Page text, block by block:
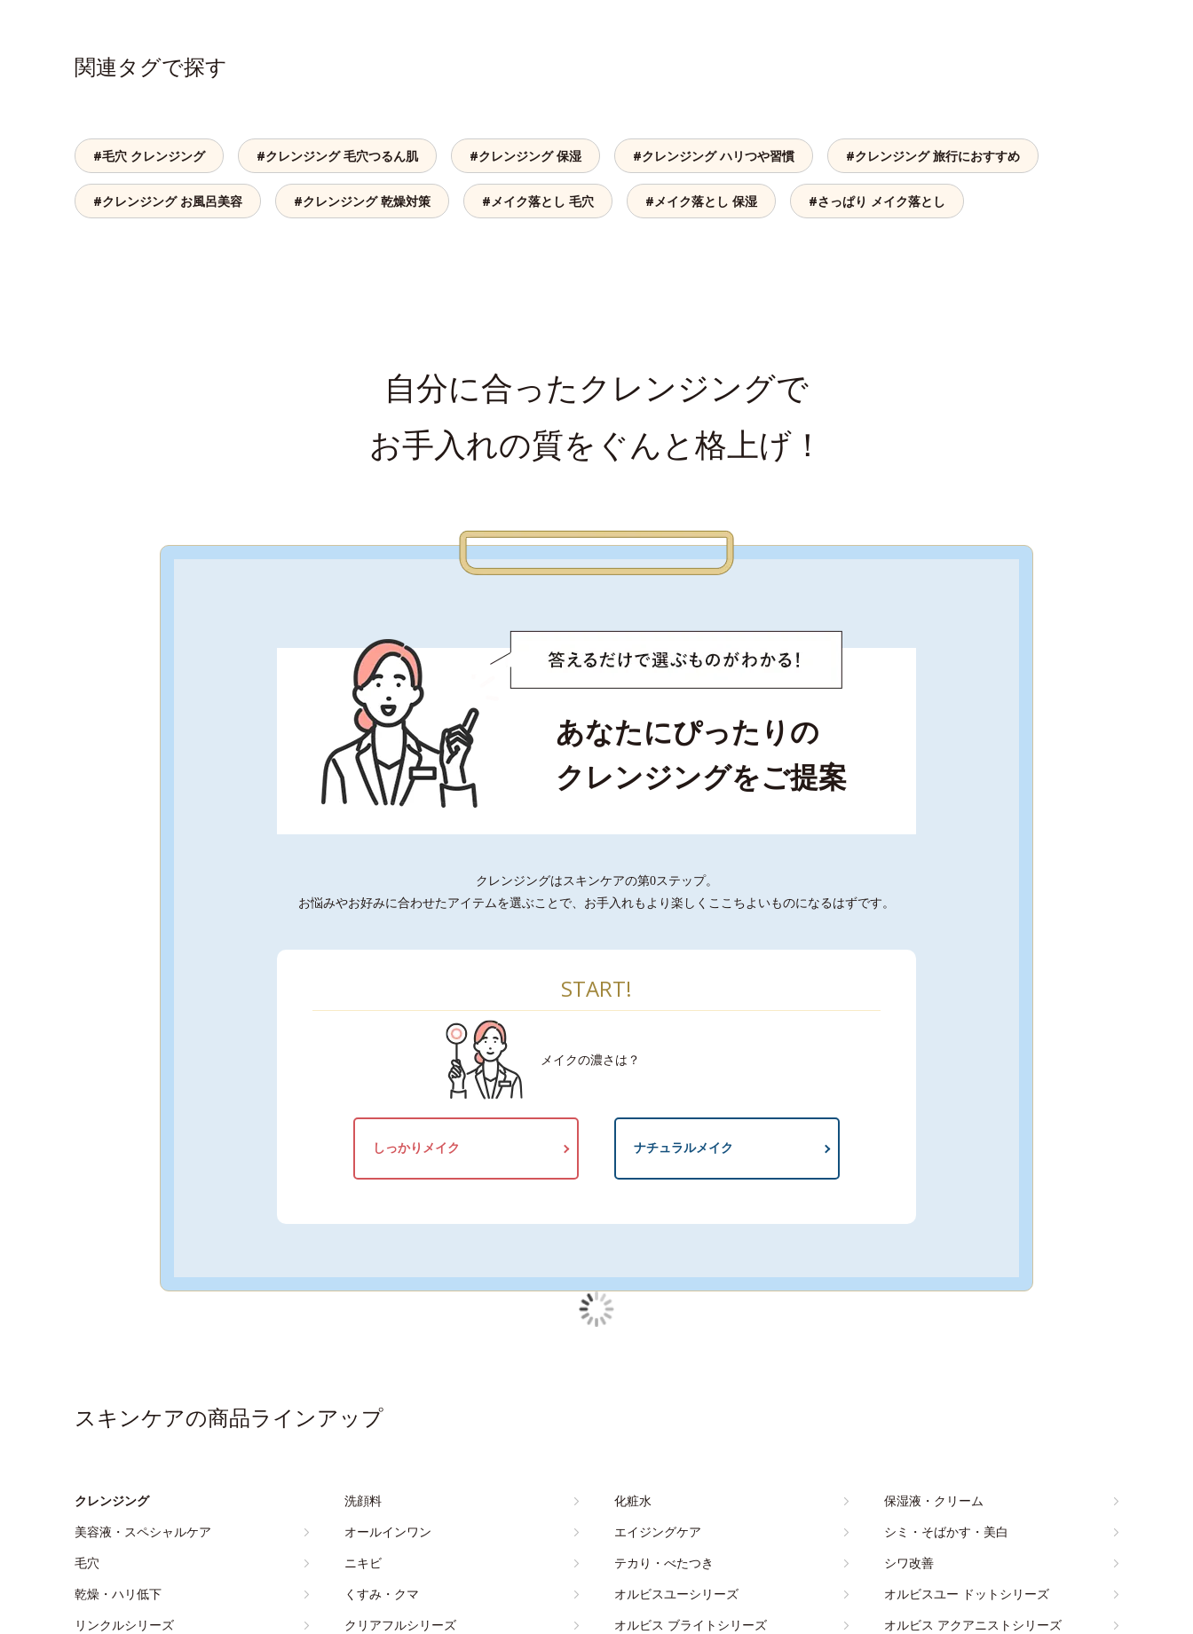
関連タグで探す
#毛穴 クレンジング #クレンジング 毛穴つるん肌 #クレンジング 保湿 #クレンジング ハリつや習慣 #クレンジング 旅行におすすめ
#クレンジング お風呂美容 #クレンジング 乾燥対策 #メイク落とし 毛穴 #メイク落とし 保湿 #さっぱり メイク落とし
自分に合ったクレンジングで
お手入れの質をぐんと格上げ！
あなたにぴったりの
クレンジングをご提案
クレンジングはスキンケアの第0ステップ。
お悩みやお好みに合わせたアイテムを選ぶことで、お手入れもより楽しくここちよいものになるはずです。
START!
メイクの濃さは？
しっかりメイク ナチュラルメイク
スキンケアの商品ラインアップ
クレンジング 洗顔料 化粧水
保湿液・クリーム
美容液・スペシャルケア
オールインワン エイジングケア
シミ・そばかす・美白
毛穴
ニキビ テカり・べたつき
シワ改善
乾燥・ハリ低下
くすみ・クマ オルビスユーシリーズ
オルビスユー ドットシリーズ
リンクルシリーズ
クリアフルシリーズ オルビス ブライトシリーズ オルビス アクアニストシリーズ